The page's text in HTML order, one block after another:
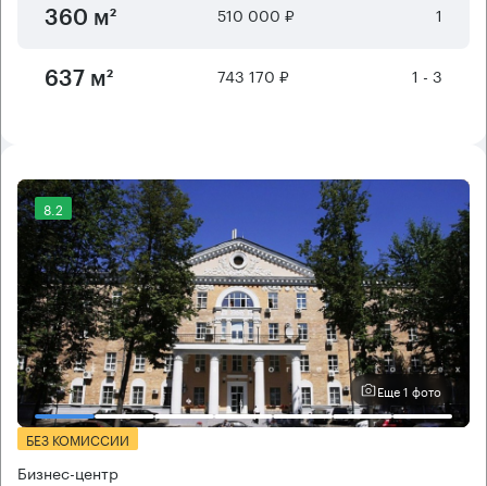
360 м² 510 000 ₽ 1
637 м² 743 170 ₽ 1 - 3
8.2
Еще 1 фото
БЕЗ КОМИССИИ
Бизнес-центр